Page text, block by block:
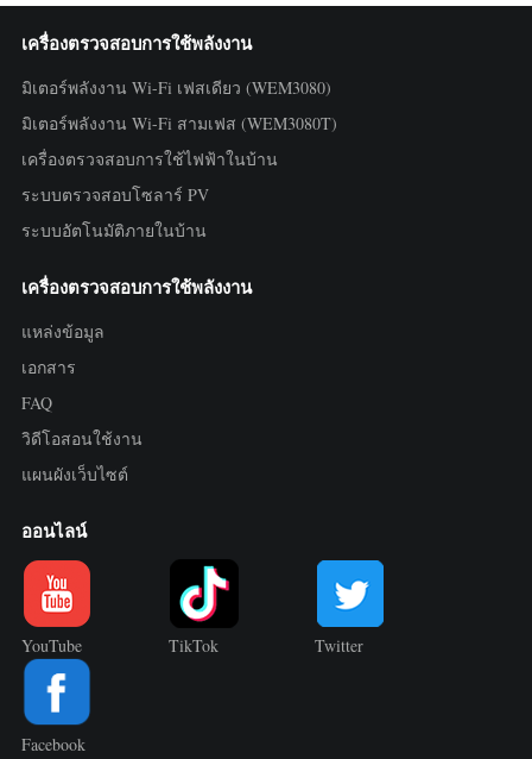
เครื่องตรวจสอบการใช้พลังงาน
มิเตอร์พลังงาน Wi-Fi เฟสเดียว (WEM3080)
มิเตอร์พลังงาน Wi-Fi สามเฟส (WEM3080T)
เครื่องตรวจสอบการใช้ไฟฟ้าในบ้าน
ระบบตรวจสอบโซลาร์ PV
ระบบอัตโนมัติภายในบ้าน
เครื่องตรวจสอบการใช้พลังงาน
แหล่งข้อมูล
เอกสาร
FAQ
วิดีโอสอนใช้งาน
แผนผังเว็บไซต์
ออนไลน์
YouTube TikTok Twitter
Facebook